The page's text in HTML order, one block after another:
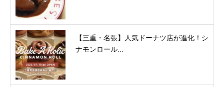
【三重・名張】人気ドーナツ店が進化！シ
ナモンロール...